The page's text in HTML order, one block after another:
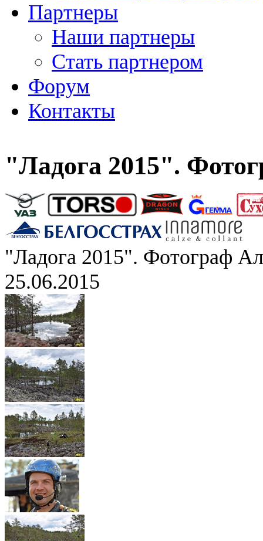
Партнеры
Наши партнеры
Стать партнером
Форум
Контакты
"Ладога 2015".
"Ладога 2015". Фотограф
25.06.2015